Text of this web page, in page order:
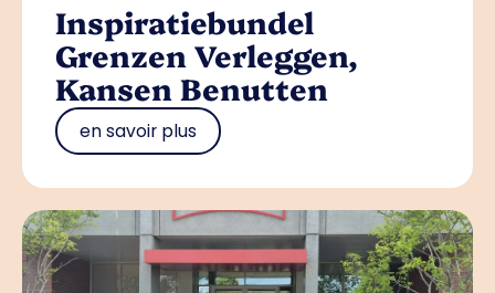
Inspiratiebundel
Grenzen Verleggen,
Kansen Benutten
en savoir plus